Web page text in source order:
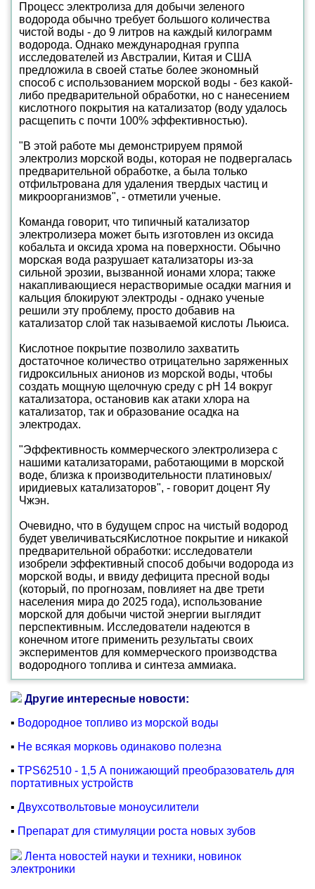
Процесс электролиза для добычи зеленого
водорода обычно требует большого количества
чистой воды - до 9 литров на каждый килограмм
водорода. Однако международная группа
исследователей из Австралии, Китая и США
предложила в своей статье более экономный
способ с использованием морской воды - без какой-
либо предварительной обработки, но с нанесением
кислотного покрытия на катализатор (воду удалось
расщепить с почти 100% эффективностью).
"В этой работе мы демонстрируем прямой
электролиз морской воды, которая не подвергалась
предварительной обработке, а была только
отфильтрована для удаления твердых частиц и
микроорганизмов", - отметили ученые.
Команда говорит, что типичный катализатор
электролизера может быть изготовлен из оксида
кобальта и оксида хрома на поверхности. Обычно
морская вода разрушает катализаторы из-за
сильной эрозии, вызванной ионами хлора; также
накапливающиеся нерастворимые осадки магния и
кальция блокируют электроды - однако ученые
решили эту проблему, просто добавив на
катализатор слой так называемой кислоты Льюиса.
Кислотное покрытие позволило захватить
достаточное количество отрицательно заряженных
гидроксильных анионов из морской воды, чтобы
создать мощную щелочную среду с pH 14 вокруг
катализатора, остановив как атаки хлора на
катализатор, так и образование осадка на
электродах.
"Эффективность коммерческого электролизера с
нашими катализаторами, работающими в морской
воде, близка к производительности платиновых/
иридиевых катализаторов", - говорит доцент Яу
Чжэн.
Очевидно, что в будущем спрос на чистый водород
будет увеличиватьсяКислотное покрытие и никакой
предварительной обработки: исследователи
изобрели эффективный способ добычи водорода из
морской воды, и ввиду дефицита пресной воды
(который, по прогнозам, повлияет на две трети
населения мира до 2025 года), использование
морской для добычи чистой энергии выглядит
перспективным. Исследователи надеются в
конечном итоге применить результаты своих
экспериментов для коммерческого производства
водородного топлива и синтеза аммиака.
Другие интересные новости:
▪ Водородное топливо из морской воды
▪ Не всякая морковь одинаково полезна
▪ TPS62510 - 1,5 А понижающий преобразователь для
портативных устройств
▪ Двухсотвольтовые моноусилители
▪ Препарат для стимуляции роста новых зубов
Лента новостей науки и техники, новинок
электроники